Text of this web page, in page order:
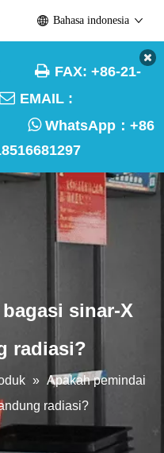
 FAX: +86-21-
 EMAIL :
WhatsApp： +86
Bahasa indonesia
sinar-X
radiasi?
» Apakah pemindai
radiasi?